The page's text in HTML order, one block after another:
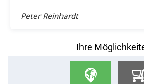
Peter Reinhardt
Ihre